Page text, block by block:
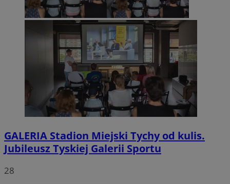
GALERIA Stadion Miejski Tychy od kulis.
Jubileusz Tyskiej Galerii Sportu
28